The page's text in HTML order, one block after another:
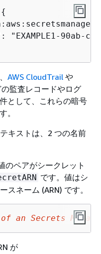
{
"EXAMPLE1-90ab-
AWS CloudTrail や
監査レコードやログ
として、これらの暗号
。
キストは、2 つの名前
のペアがシークレット
です。値はシ
スネーム (ARN) です。
of an Secrets
が